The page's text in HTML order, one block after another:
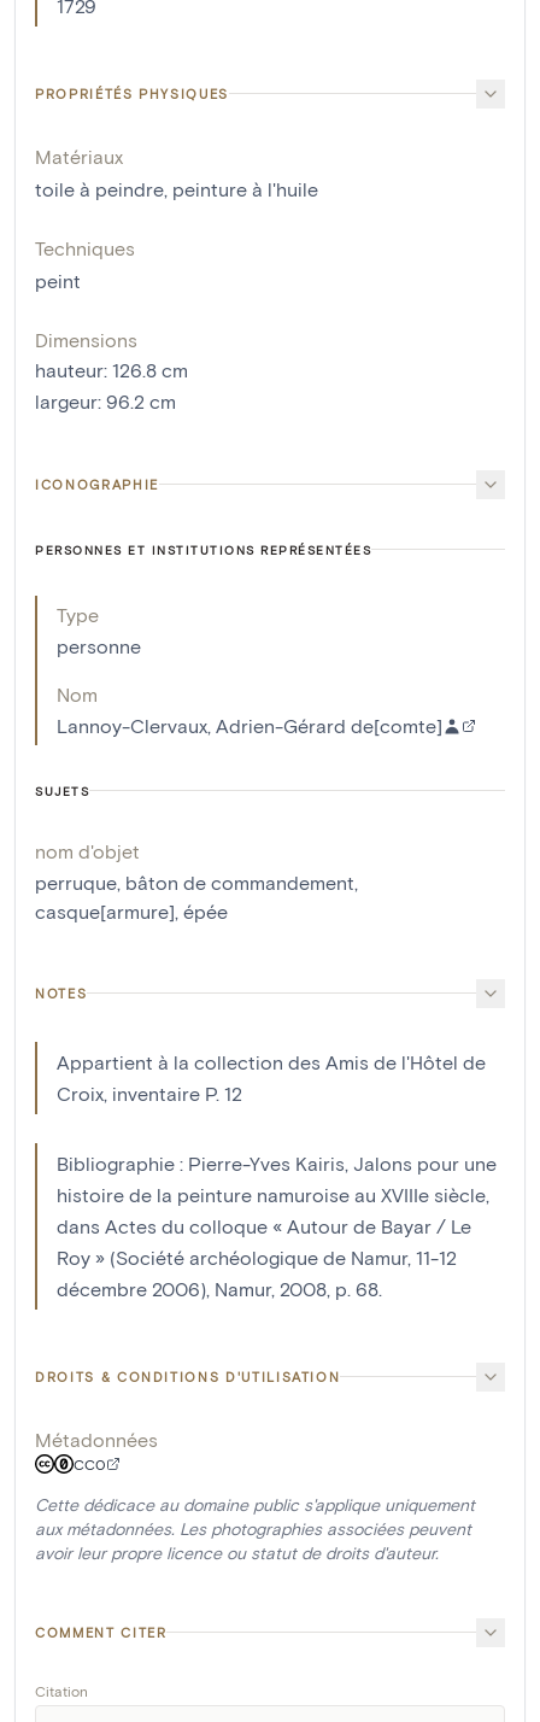
1729
PROPRIÉTÉS PHYSIQUES
Matériaux
toile à peindre, peinture à l'huile
Techniques
peint
Dimensions
hauteur: 126.8 cm
largeur: 96.2 cm
ICONOGRAPHIE
PERSONNES ET INSTITUTIONS REPRÉSENTÉES
Type
personne
Nom
Lannoy-Clervaux, Adrien-Gérard de[comte]
SUJETS
nom d'objet
perruque, bâton de commandement,
casque[armure], épée
NOTES
Appartient à la collection des Amis de l'Hôtel de
Croix, inventaire P. 12
Bibliographie : Pierre-Yves Kairis, Jalons pour une
histoire de la peinture namuroise au XVIIIe siècle,
dans Actes du colloque « Autour de Bayar / Le
Roy » (Société archéologique de Namur, 11-12
décembre 2006), Namur, 2008, p. 68.
DROITS & CONDITIONS D'UTILISATION
Métadonnées
CC0
Cette dédicace au domaine public s'applique uniquement
aux métadonnées. Les photographies associées peuvent
avoir leur propre licence ou statut de droits d'auteur.
COMMENT CITER
Citation